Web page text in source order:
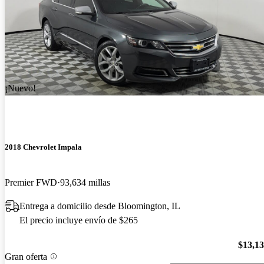
¡Nuevo!
2018 Chevrolet Impala
Premier FWD 93,634 millas
Entrega a domicilio desde Bloomington, IL
El precio incluye envío de $265
Gran oferta